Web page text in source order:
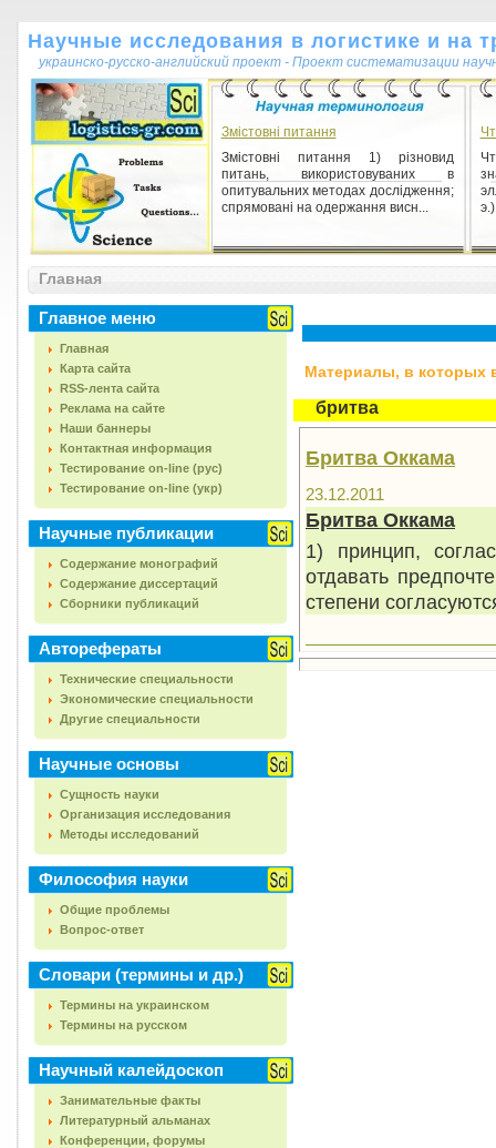
Научные исследования в логистике и на
украинско-русско-английский проект - Проект систематизации
Змістовні питання
Змістовні питання 1) різновид
питань, використовуваних в
опитувальних методах дослідження;
спрямовані на одержання висн...
База знаний
описывающая предметную область
и позволяющая отвечать на ...
Главная
Главное меню
Главная
Карта сайта
RSS-лента сайта
Реклама на сайте
Наши баннеры
Контактная информация
Тестирование on-line (рус)
Тестирование on-line (укр)
Научные публикации
Содержание монографий
Содержание диссертаций
Сборники публикаций
Авторефераты
Технические специальности
Экономические специальности
Другие специальности
Научные основы
Сущность науки
Организация исследования
Методы исследований
Философия науки
Общие проблемы
Вопрос-ответ
Словари (термины и др.)
Термины на украинском
Термины на русском
Научный калейдоскоп
Занимательные факты
Литературный альманах
Конференции, форумы
Материалы, в которых
бритва
Бритва Оккама
23.12.2011
Бритва Оккама
1) принцип,
отдавать
степени